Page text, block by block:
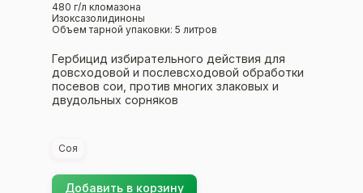
Добавить в корзину
480 г/л кломазона
Изоксазолидиноны
Объем тарной упаковки: 5 литров
Гербицид избирательного действия для
довсходовой и послевсходовой обработки
посевов сои, против многих злаковых и
двудольных сорняков
Соя